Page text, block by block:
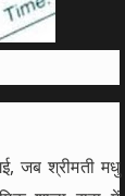
जब श्रीमती मधु